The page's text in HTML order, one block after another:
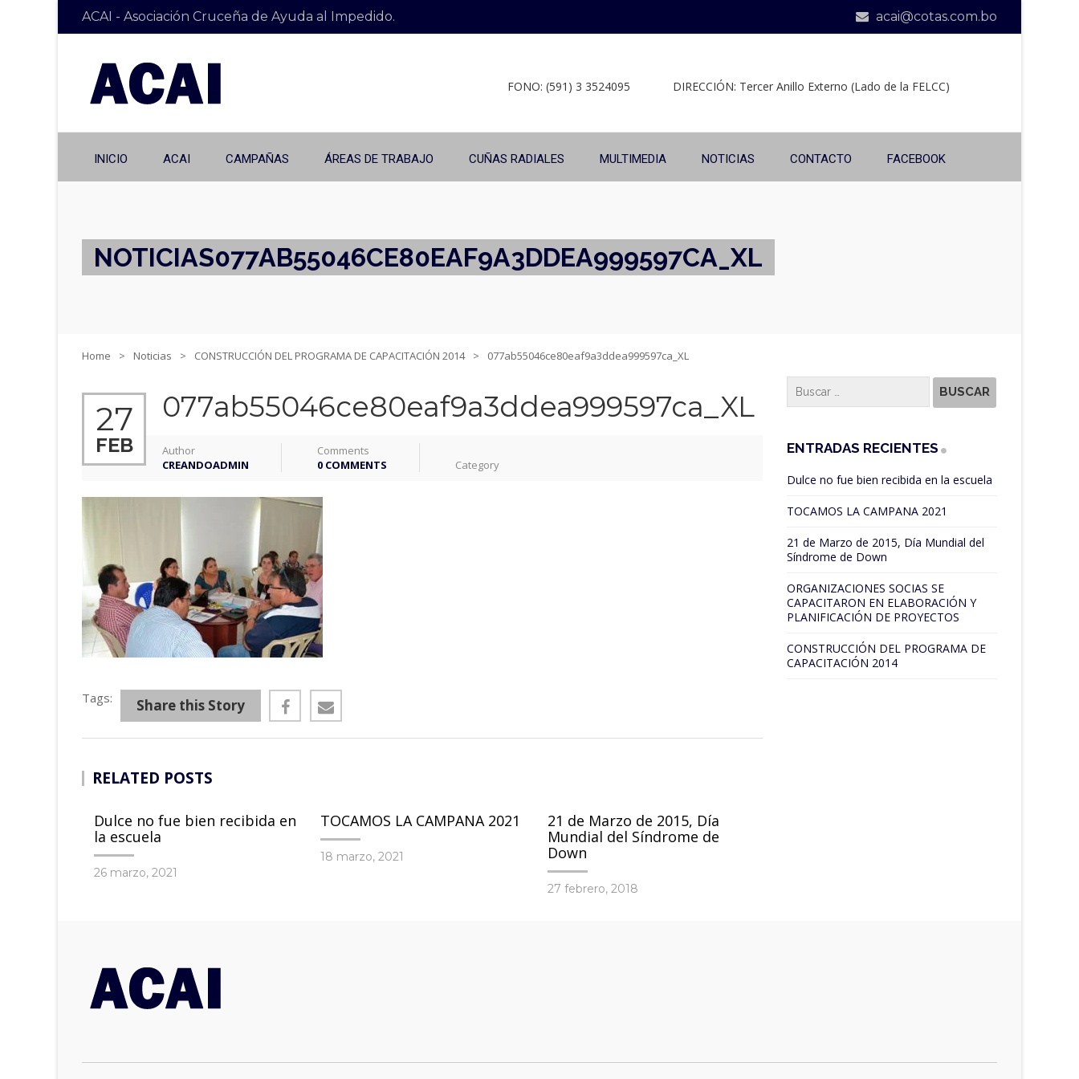
ACAI - Asociación Cruceña de Ayuda al Impedido. acai@cotas.com.bo
FONO: (591) 3 3524095 DIRECCIÓN: Tercer Anillo Externo (Lado de la FELCC)
INICIO ACAI CAMPAÑAS ÁREAS DE TRABAJO CUÑAS RADIALES MULTIMEDIA NOTICIAS CONTACTO FACEBOOK
NOTICIAS077AB55046CE80EAF9A3DDEA999597CA_XL
Home Noticias CONSTRUCCIÓN DEL PROGRAMA DE CAPACITACIÓN 2014 077ab55046ce80eaf9a3ddea999597ca_XL
27
FEB
077ab55046ce80eaf9a3ddea999597ca_XL
Author
CREANDOADMIN
Comments
0 COMMENTS
Category
Tags: Share this Story
RELATED POSTS
Dulce no fue bien recibida en
la escuela
26 marzo, 2021
TOCAMOS LA CAMPANA 2021
18 marzo, 2021
21 de Marzo de 2015, Día
Mundial del Síndrome de
Down
27 febrero, 2018
ENTRADAS RECIENTES
Dulce no fue bien recibida en la escuela
TOCAMOS LA CAMPANA 2021
21 de Marzo de 2015, Día Mundial del
Síndrome de Down
ORGANIZACIONES SOCIAS SE
CAPACITARON EN ELABORACIÓN Y
PLANIFICACIÓN DE PROYECTOS
CONSTRUCCIÓN DEL PROGRAMA DE
CAPACITACIÓN 2014